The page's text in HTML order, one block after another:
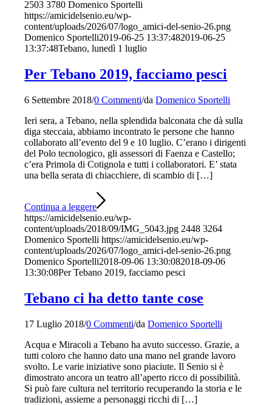
2503 3780 Domenico Sportelli
https://amicidelsenio.eu/wp-
content/uploads/2026/07/logo_amici-del-senio-26.png
Domenico Sportelli2019-06-25 13:37:482019-06-25
13:37:48Tebano, lunedì 1 luglio
Per Tebano 2019, facciamo pesci
6 Settembre 2018/0 Commenti/daDomenico Sportelli
Ieri sera, a Tebano, nella splendida balconata che dà sulla
diga steccaia, abbiamo incontrato le persone che hanno
collaborato all’evento del 9 e 10 luglio. C’erano i dirigenti
del Polo tecnologico, gli assessori di Faenza e Castello;
c’era Primola di Cotignola e tutti i collaboratori. E’ stata
una bella serata di chiacchiere, di scambio di […]
Continua a leggere
https://amicidelsenio.eu/wp-
content/uploads/2018/09/IMG_5043.jpg 2448 3264
Domenico Sportelli https://amicidelsenio.eu/wp-
content/uploads/2026/07/logo_amici-del-senio-26.png
Domenico Sportelli2018-09-06 13:30:082018-09-06
13:30:08Per Tebano 2019, facciamo pesci
Tebano ci ha detto tante cose
17 Luglio 2018/0 Commenti/daDomenico Sportelli
Acqua e Miracoli a Tebano ha avuto successo. Grazie, a
tutti coloro che hanno dato una mano nel grande lavoro
svolto. Le varie iniziative sono piaciute. Il Senio si è
dimostrato ancora un teatro all’aperto ricco di possibilità.
Si può fare cultura nel territorio recuperando la storia e le
tradizioni, assieme a personaggi ricchi di […]